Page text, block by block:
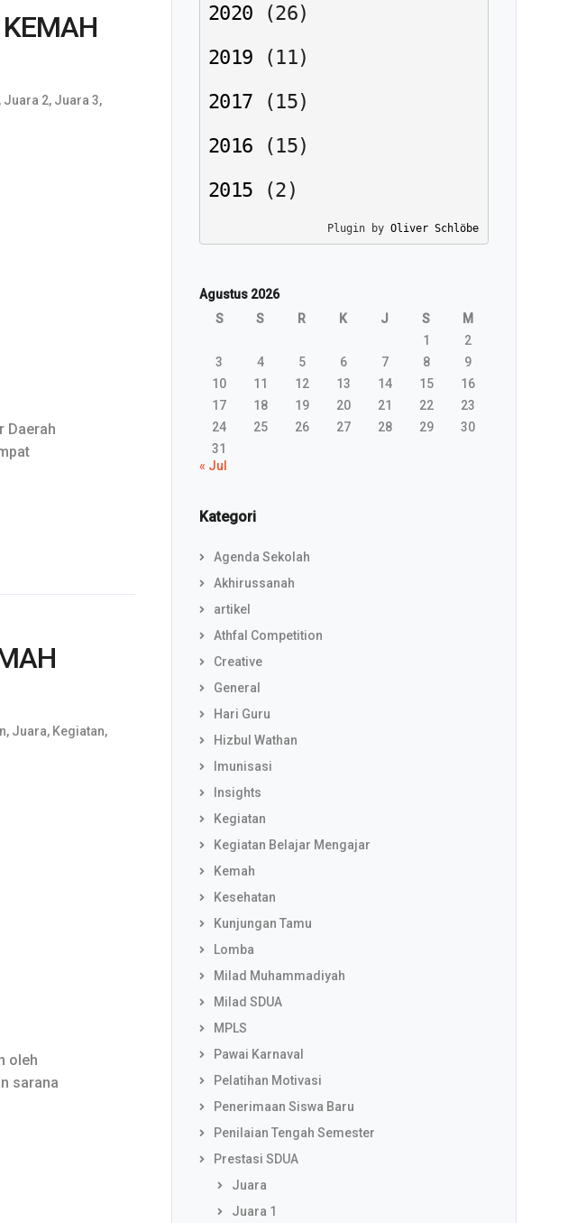
, Juara 2, Juara 3,
Daerah
, Juara, Kegiatan,
oleh
sarana
2020
(26)
2019
(11)
2017
(15)
2016
(15)
2015
(2 )
Plugin by Oliver Schlöbe
Agustus 2026
S
S R K J S
M
1
2
3
4 5 6 7 8
9
10
11 12 13 14 15
16
17
18 19 20 21 22
23
24
25 26 27 28 29
30
31
« Jul
Kategori
Agenda Sekolah
Akhirussanah
artikel
Athfal Competition
Creative
General
Hari Guru
Hizbul Wathan
Imunisasi
Insights
Kegiatan
Kegiatan Belajar Mengajar
Kemah
Kesehatan
Kunjungan Tamu
Lomba
Milad Muhammadiyah
Milad SDUA
MPLS
Pawai Karnaval
Pelatihan Motivasi
Penerimaan Siswa Baru
Penilaian Tengah Semester
Prestasi SDUA
Juara
Juara 1